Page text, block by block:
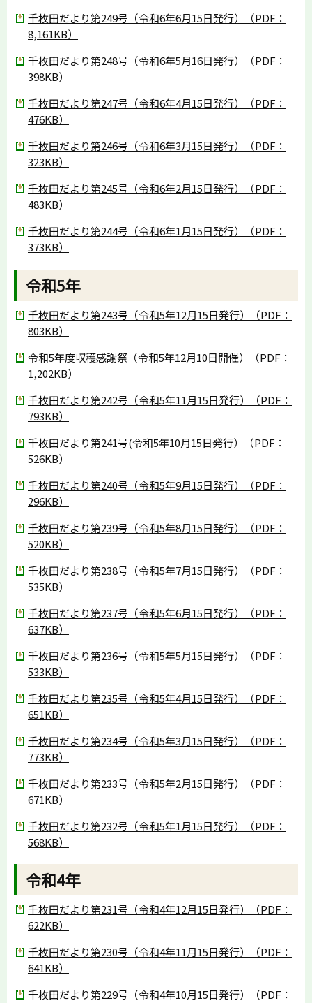
千枚田だより第249号（令和6年6月15日発行）（PDF：
8,161KB）
千枚田だより第248号（令和6年5月16日発行）（PDF：
398KB）
千枚田だより第247号（令和6年4月15日発行）（PDF：
476KB）
千枚田だより第246号（令和6年3月15日発行）（PDF：
323KB）
千枚田だより第245号（令和6年2月15日発行）（PDF：
483KB）
千枚田だより第244号（令和6年1月15日発行）（PDF：
373KB）
令和5年
千枚田だより第243号（令和5年12月15日発行）（PDF：
803KB）
令和5年度収穫感謝祭（令和5年12月10日開催）（PDF：
1,202KB）
千枚田だより第242号（令和5年11月15日発行）（PDF：
793KB）
千枚田だより第241号(令和5年10月15日発行）（PDF：
526KB）
千枚田だより第240号（令和5年9月15日発行）（PDF：
296KB）
千枚田だより第239号（令和5年8月15日発行）（PDF：
520KB）
千枚田だより第238号（令和5年7月15日発行）（PDF：
535KB）
千枚田だより第237号（令和5年6月15日発行）（PDF：
637KB）
千枚田だより第236号（令和5年5月15日発行）（PDF：
533KB）
千枚田だより第235号（令和5年4月15日発行）（PDF：
651KB）
千枚田だより第234号（令和5年3月15日発行）（PDF：
773KB）
千枚田だより第233号（令和5年2月15日発行）（PDF：
671KB）
千枚田だより第232号（令和5年1月15日発行）（PDF：
568KB）
令和4年
千枚田だより第231号（令和4年12月15日発行）（PDF：
622KB）
千枚田だより第230号（令和4年11月15日発行）（PDF：
641KB）
千枚田だより第229号（令和4年10月15日発行）（PDF：